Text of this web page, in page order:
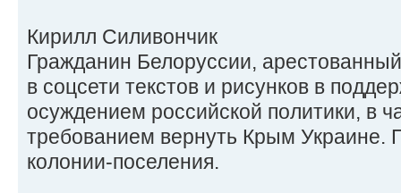
Кирилл Силивончик
Гражданин Белоруссии,
в соцсети текстов и рисунков в
осуждением российской политики, в
требованием вернуть Крым Украине.
колонии-поселения.